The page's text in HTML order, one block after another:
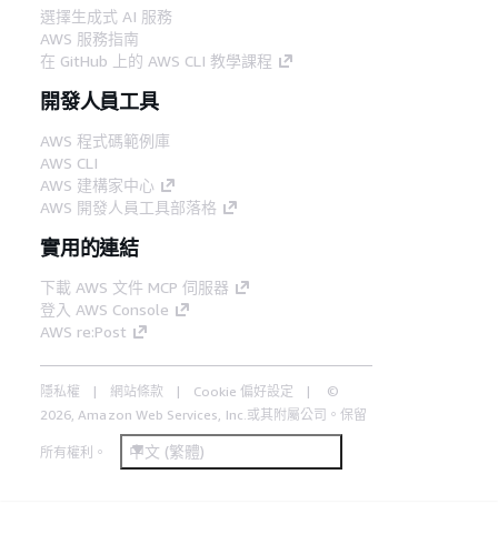
選擇生成式 AI 服務
AWS 服務指南
在 GitHub 上的 AWS CLI 教學課程
開發人員工具
AWS 程式碼範例庫
AWS CLI
AWS 建構家中心
AWS 開發人員工具部落格
實用的連結
下載 AWS 文件 MCP 伺服器
登入 AWS Console
AWS re:Post
隱私權 網站條款 Cookie 偏好設定
©
2026, Amazon Web Services, Inc.或其附屬公司。保留
所有權利。 中文 (繁體)